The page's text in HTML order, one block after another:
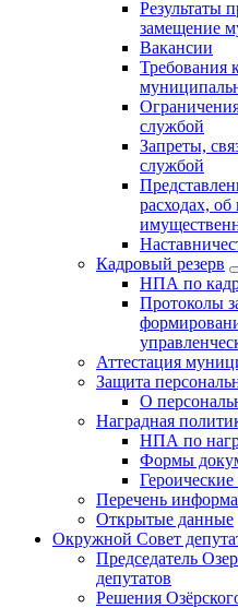
Результаты
замещение
Вакансии
Требования
службой
Запреты,
службой
расходах, об
Кадровый резерв
НПА по
Протоколы
Аттестация
Защита
О
Наградная
НПА по
Формы
Перечень
Открытые данные
Окружной Совет
Председатель
депутатов
Решения